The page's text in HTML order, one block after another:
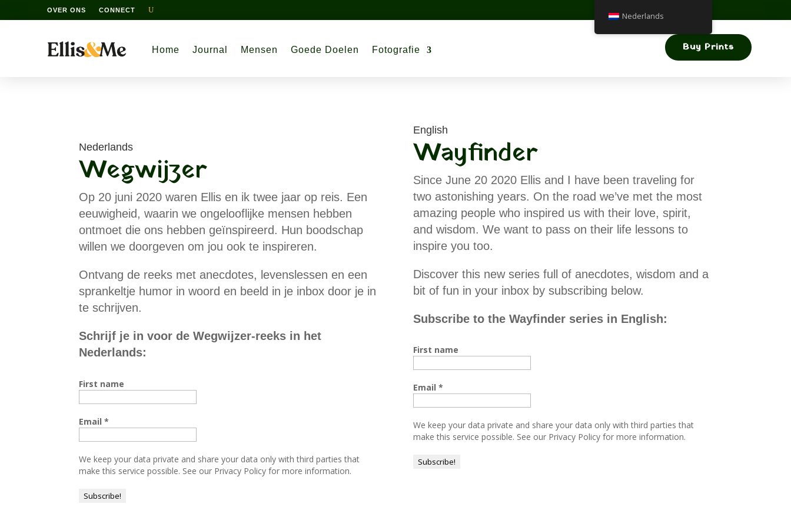
OVER ONS CONNECT
Home Journal Mensen Goede Doelen Fotografie Buy Prints
Nederlands
Wegwijzer
Op 20 juni 2020 waren Ellis en ik twee jaar op reis. Een
eeuwigheid, waarin we ongelooflijke mensen hebben
ontmoet die ons hebben geïnspireerd. Hun boodschap
willen we doorgeven om jou ook te inspireren.
Ontvang de reeks met anecdotes, levenslessen en een
sprankeltje humor in woord en beeld in je inbox door je in
te schrijven.
Schrijf je in voor de Wegwijzer-reeks in het
Nederlands:
First name
Email*
We keep your data private and share your data only with third parties that
make this service possible. See our Privacy Policy for more information.
English
Wayfinder
Since June 20 2020 Ellis and I have been traveling for
two astonishing years. On the road we’ve met the most
amazing people who inspired us with their love, spirit,
and wisdom. We want to pass on their life lessons to
inspire you too.
Discover this new series full of anecdotes, wisdom and a
bit of fun in your inbox by subscribing below.
Subscribe to the Wayfinder series in English:
First name
Email *
We keep your data private and share your data only with third parties that
make this service possible. See our Privacy Policy for more information.
Nederlands